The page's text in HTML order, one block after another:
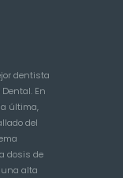
dentista
En
última,
del
dosis de
alta